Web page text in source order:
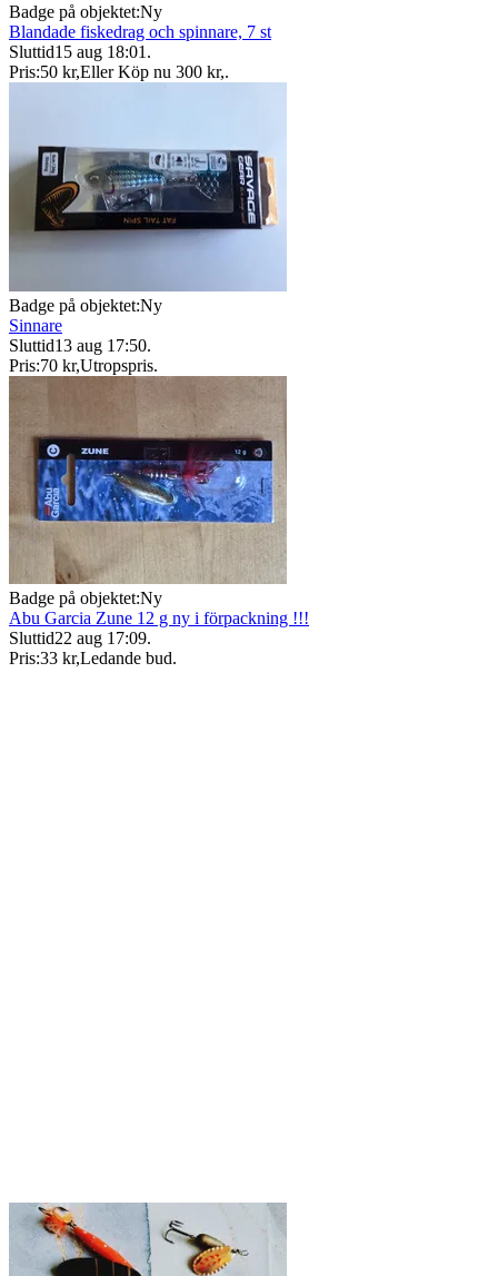
Badge på objektet:Ny
Blandade fiskedrag och spinnare, 7 st
Sluttid15 aug 18:01 .
Pris:50 kr,Eller Köp nu 300 kr,.
Badge på objektet:Ny
Sinnare
Sluttid13 aug 17:50.
Pris:70 kr,Utropspris.
Badge på objektet:Ny
Abu Garcia Zune 12 g ny i förpackning !!!
Sluttid22 aug 17:09.
Pris:33 kr,Ledande bud.